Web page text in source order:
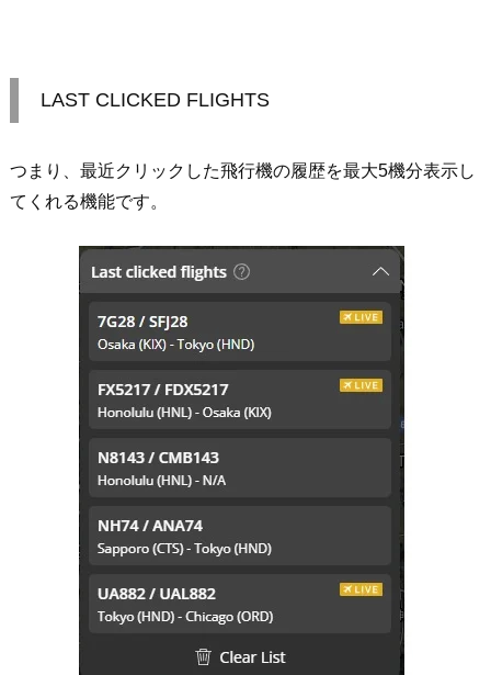
LAST CLICKED FLIGHTS
つまり、最近クリックした飛行機の履歴を最大5機分表示し
てくれる機能です。